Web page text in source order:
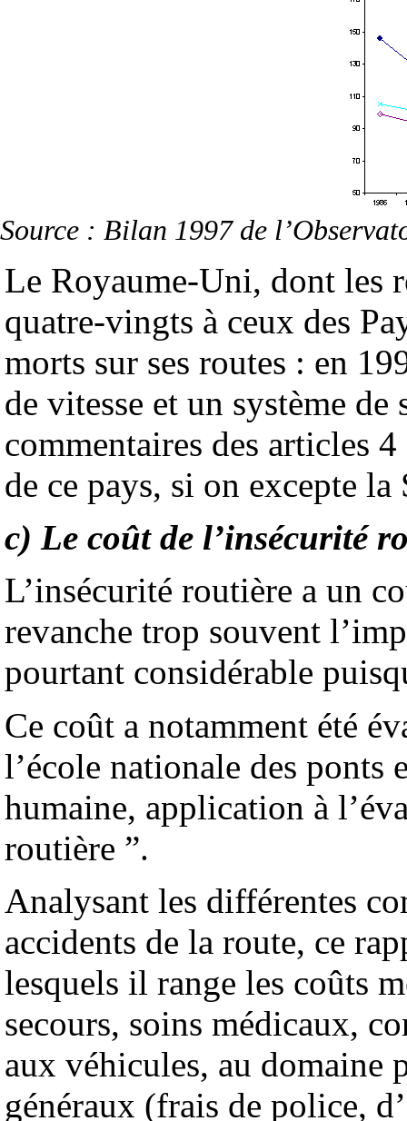
Source : Bilan 1997 de
Le Royaume-Uni, dont les
quatre-vingts à ceux des
morts sur ses routes : en
de vitesse et un système
commentaires des articles
de ce pays, si on excepte
c) Le coût de l’insécurité
L’insécurité routière a un
revanche trop souvent
pourtant considérable
Ce coût a notamment été
l’école nationale des ponts
humaine, application à
routière ”.
Analysant les différentes
accidents de la route, ce
lesquels il range les coûts
secours, soins médicaux,
aux véhicules, au domaine
généraux (frais de police,